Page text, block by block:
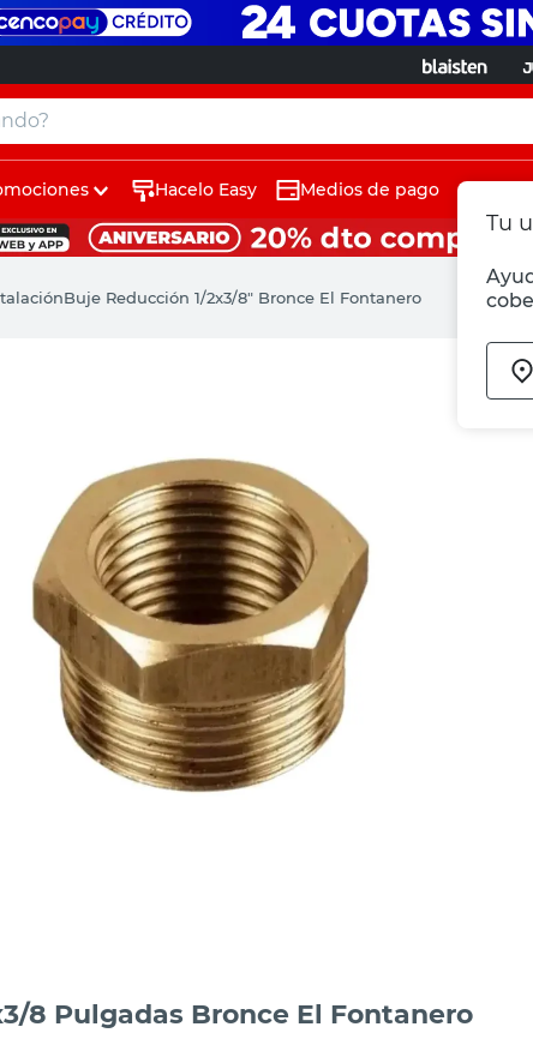
Tu
Hacelo Easy Medios de pago
Buje Reducción 1/2x3/8" Bronce El Fontanero
8 Pulgadas Bronce El Fontanero